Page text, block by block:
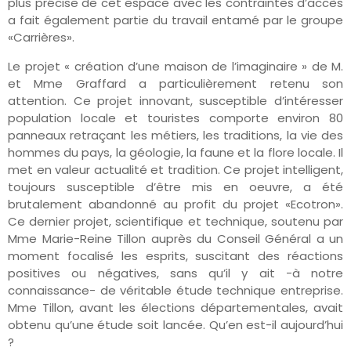
a fait également partie du travail entamé par le groupe
«Carrières».
Le projet « création d’une maison de l’imaginaire » de M.
et Mme Graffard a particulièrement retenu son
attention. Ce projet innovant, susceptible d’intéresser
population locale et touristes comporte environ 80
panneaux retraçant les métiers, les traditions, la vie des
hommes du pays, la géologie, la faune et la flore locale. Il
met en valeur actualité et tradition. Ce projet intelligent,
toujours susceptible d’être mis en oeuvre, a été
brutalement abandonné au profit du projet «Ecotron».
Ce dernier projet, scientifique et technique, soutenu par
Mme Marie-Reine Tillon auprès du Conseil Général a un
moment focalisé les esprits, suscitant des réactions
positives ou négatives, sans qu’il y ait -à notre
connaissance- de véritable étude technique entreprise.
Mme Tillon, avant les élections départementales, avait
obtenu qu’une étude soit lancée. Qu’en est-il aujourd’hui
?